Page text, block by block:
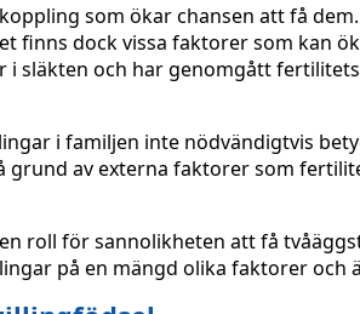
som ökar chansen att få
finns dock vissa faktorer som kan
i släkten och har genomgått
i familjen inte nödvändigtvis
av externa faktorer som
roll för sannolikheten att få
på en mängd olika faktorer och